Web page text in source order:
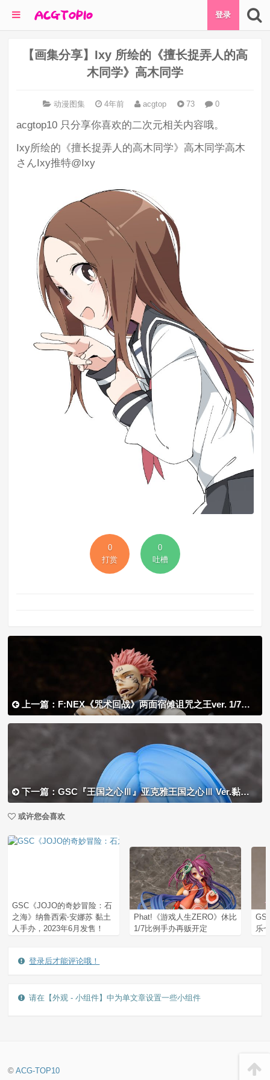
登录
【画集分享】Ixy 所绘的《擅长捉弄人的高
木同学》高木同学
动漫图集 4年前 acgtop 73 0
acgtop10 只分享你喜欢的二次元相关内容哦。
Ixy所绘的《擅长捉弄人的高木同学》高木同学高木
さんIxy推特@Ixy
0
打赏
0
吐槽
上一篇：F:NEX《咒术回战》两面宿傩诅咒之王ver. 1/7比例手办，2022年02月发售！
下一篇：GSC『王国之心Ⅲ』亚克雅王国之心Ⅲ Ver.黏土人，2022年02月发售！
或许您会喜欢
GSC《JOJO的奇妙冒险：石
之海》纳鲁西索‧安娜苏 黏土
人手办，2023年6月发售！
Phat!《游戏人生ZERO》休比
1/7比例手办再贩开定
乐
登录后才能评论哦！
请在【外观 - 小组件】中为单文章设置一些小组件
©ACG-TOP10